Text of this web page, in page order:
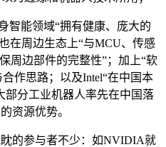
智能领域“拥有健康、庞大的
在周边生态上“与MCU、传感
周边部件的完整性”；加上“软
作思路；以及Intel“在中国本
部分工业机器人率先在中国落
资源优势。
的参与者不少：如NVIDIA就